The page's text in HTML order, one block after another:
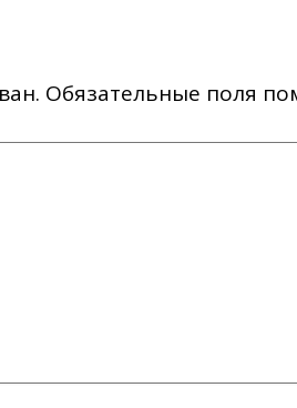
Обязательные поля